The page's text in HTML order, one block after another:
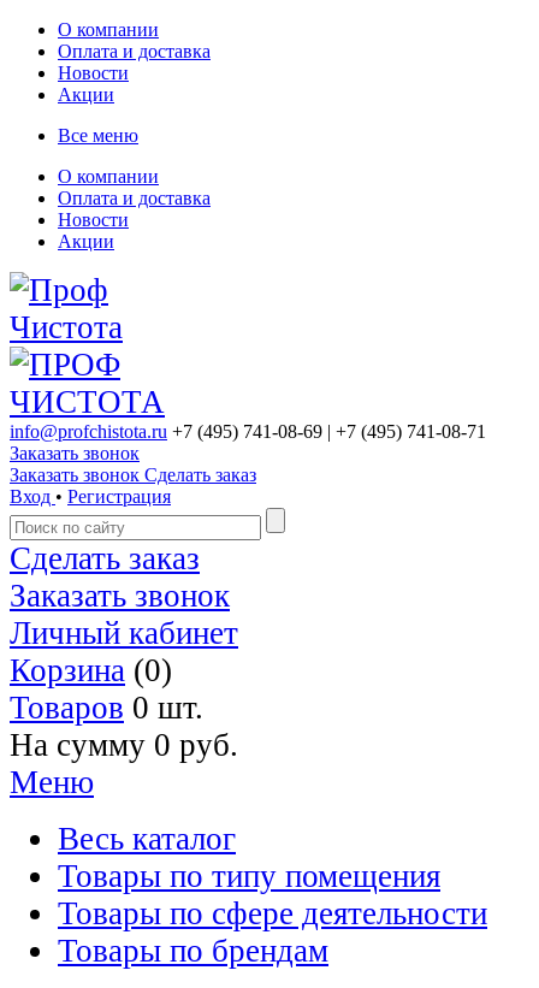
О компании
Оплата и доставка
Новости
Акции
Все меню
О компании
Оплата и доставка
Новости
Акции
info@profchistota.ru +7 (495) 741-08-69 | +7 (495) 741-08-71
Заказать звонок
Заказать звонок Сделать заказ
Вход • Регистрация
Сделать заказ
Заказать звонок
Личный кабинет
Корзина (0)
Товаров 0 шт.
На сумму 0 руб.
Меню
Весь каталог
Товары по типу помещения
Товары по сфере деятельности
Товары по брендам